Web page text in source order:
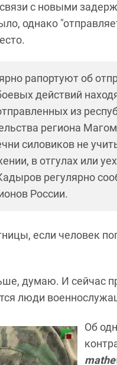
с новыми
однако
рапортуют об
действий
из
региона
силовиков не
в отгулах или
регулярно
России.
если человек
думаю. И сейчас
люди
Об